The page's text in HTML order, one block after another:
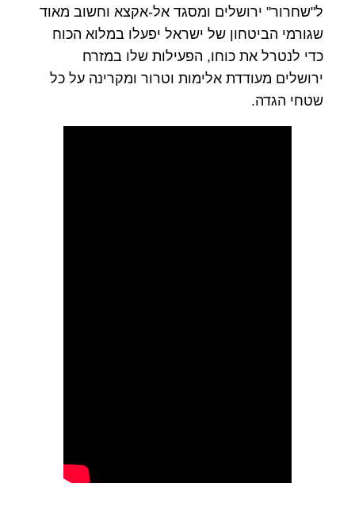
ל"שחרור" ירושלים ומסגד אל-אקצא וחשוב מאוד
שגורמי הביטחון של ישראל יפעלו במלוא הכוח
כדי לנטרל את כוחו, הפעילות שלו במזרח
ירושלים מעודדת אלימות וטרור ומקרינה על כל
שטחי הגדה.